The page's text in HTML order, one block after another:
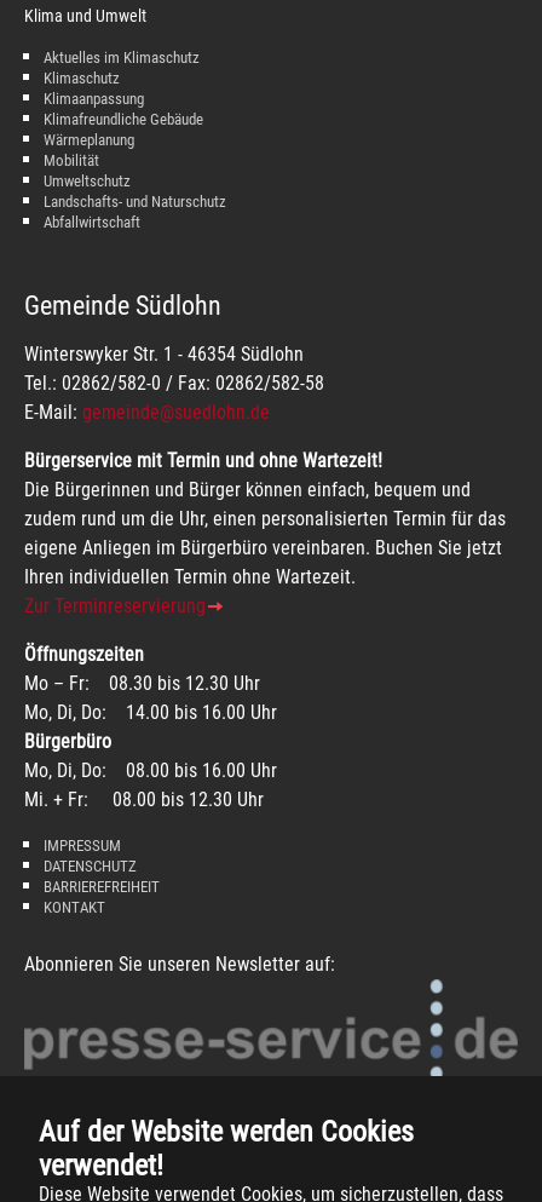
Auf der Website werden Cookies
verwendet!
Diese Website verwendet Cookies, um sicherzustellen, dass
Klima und Umwelt
Aktuelles im Klimaschutz
Klimaschutz
Klimaanpassung
Klimafreundliche Gebäude
Wärmeplanung
Mobilität
Umweltschutz
Landschafts- und Naturschutz
Abfallwirtschaft
Gemeinde Südlohn
Winterswyker Str. 1 - 46354 Südlohn
Tel.: 02862/582-0 / Fax: 02862/582-58
E-Mail: gemeinde@suedlohn.de
Bürgerservice mit Termin und ohne Wartezeit!
Die Bürgerinnen und Bürger können einfach, bequem und
zudem rund um die Uhr, einen personalisierten Termin für das
eigene Anliegen im Bürgerbüro vereinbaren. Buchen Sie jetzt
Ihren individuellen Termin ohne Wartezeit.
Zur Terminreservierung
Öffnungszeiten
Mo – Fr: 08.30 bis 12.30 Uhr
Mo, Di, Do: 14.00 bis 16.00 Uhr
Bürgerbüro
Mo, Di, Do: 08.00 bis 16.00 Uhr
Mi. + Fr: 08.00 bis 12.30 Uhr
IMPRESSUM
DATENSCHUTZ
BARRIEREFREIHEIT
KONTAKT
Abonnieren Sie unseren Newsletter auf: